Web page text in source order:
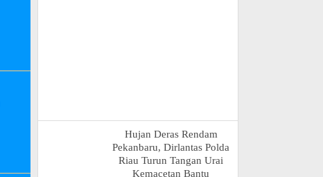
Hujan Deras Rendam
Pekanbaru, Dirlantas Polda
Riau Turun Tangan Urai
Kemacetan Bantu